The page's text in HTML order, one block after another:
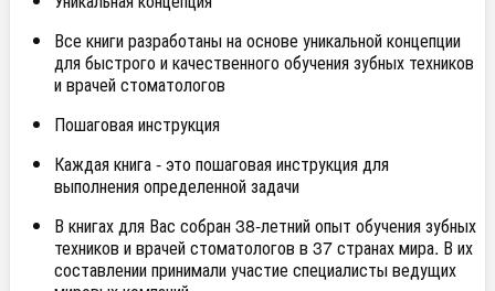
Все книги разработаны на основе уникальной концепции
для быстрого и качественного обучения зубных техников
и врачей стоматологов
Пошаговая инструкция
Каждая книга - это пошаговая инструкция для
выполнения определенной задачи
В книгах для Вас собран 38-летний опыт обучения зубных
техников и врачей стоматологов в 37 странах мира. В их
составлении принимали участие специалисты ведущих